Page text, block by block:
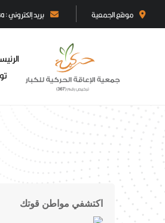
موقع الجمعية بريد إلكتروني : harakia@harakia.org.sa
اكتشفي مواطن قوتك